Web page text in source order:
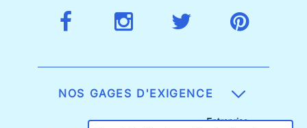
NOS GAGES D'EXIGENCE